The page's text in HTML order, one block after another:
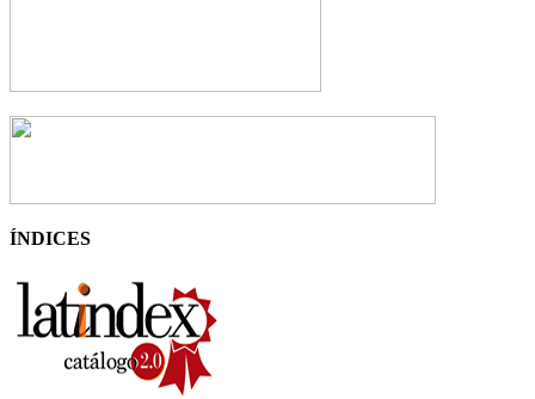
ÍNDICES